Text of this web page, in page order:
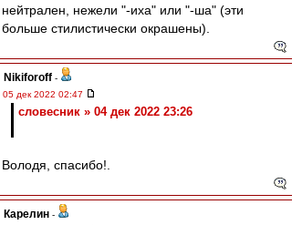
нейтрален, нежели "-иха" или "-ша" (эти
больше стилистически окрашены).
Nikiforoff -
05 дек 2022 02:47
словесник » 04 дек 2022 23:26
Володя, спасибо!.
Карелин -